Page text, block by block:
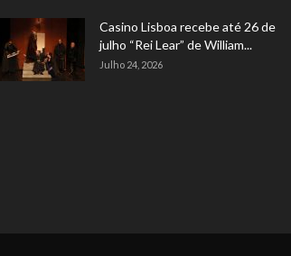
Casino Lisboa recebe até 26 de
julho “Rei Lear” de William...
Julho 24, 2026